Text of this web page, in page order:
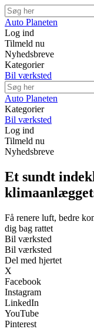
Auto Planeten
Log ind
Tilmeld nu
Nyhedsbreve
Kategorier
Bil værksted
Auto Planeten
Kategorier
Bil værksted
Log ind
Tilmeld nu
Nyhedsbreve
Et sundt
Få renere luft, bedre
dig bag rattet
Bil værksted
Bil værksted
Del med hjertet
X
Facebook
Instagram
LinkedIn
YouTube
Pinterest